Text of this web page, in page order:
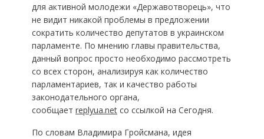
для активной молодежи «Державотворець», что
не видит никакой проблемы в предложении
сократить количество депутатов в украинском
парламенте. По мнению главы правительства,
данный вопрос просто необходимо рассмотреть
со всех сторон, анализируя как количество
парламентариев, так и качество работы
законодательного органа,
сообщает replyua.netсо ссылкой на Сегодня.
По словам Владимира Гройсмана, идея